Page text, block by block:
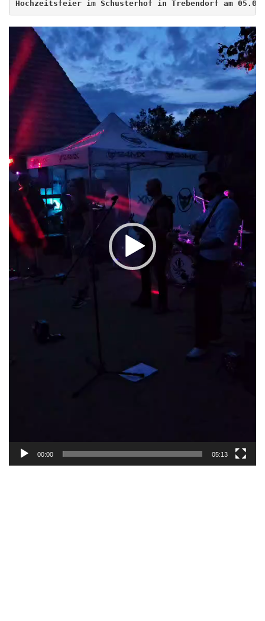
Hochzeitsfeier im Schusterhof in Trebendorf am
Video
00:00 05:13